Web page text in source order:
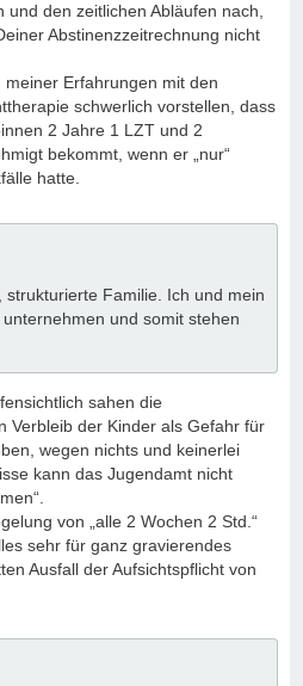
bekommen hast.
aufgrund Deiner eigenen
dass Dich das Wohlergehen
wenig von einem weiteren
hast enorm
leichtsinnig verspielt, und es
die in dieser Angelegenheit
noch nicht erlebt, wohl aber, wie
in mich gesteckte Vertrauen
bis mir z. B. mein Sohn
„vertraut“. Wenn er dazu
jemals wieder fähig ist.
sehr, sehr hohen Preis.
den zeitlichen Abläufen nach,
Abstinenzzeitrechnung nicht
Erfahrungen mit den
schwerlich vorstellen, dass
2 Jahre 1 LZT und 2
bekommt, wenn er „nur“
hatte.
Familie. Ich und mein
und somit stehen
sahen die
Verbleib der Kinder als Gefahr für
wegen nichts und keinerlei
kann das Jugendamt nicht
von „alle 2 Wochen 2 Std.“
sehr für ganz gravierendes
Ausfall der Aufsichtspflicht von